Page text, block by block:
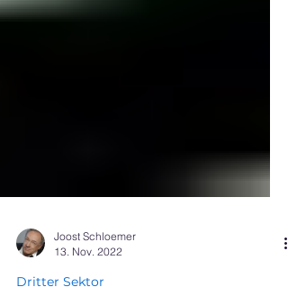
Joost Schloemer